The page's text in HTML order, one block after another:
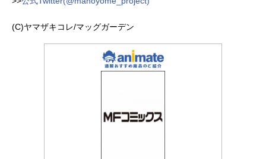
(C)ヤマザキコレ/マッグガーデン